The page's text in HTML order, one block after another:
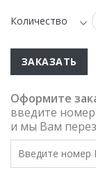
Количество
ЗАКАЗАТЬ
Оформите
введите
и мы Вам